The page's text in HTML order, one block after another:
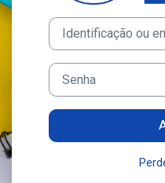
Avançar para criar
Identificação ou email
Senha